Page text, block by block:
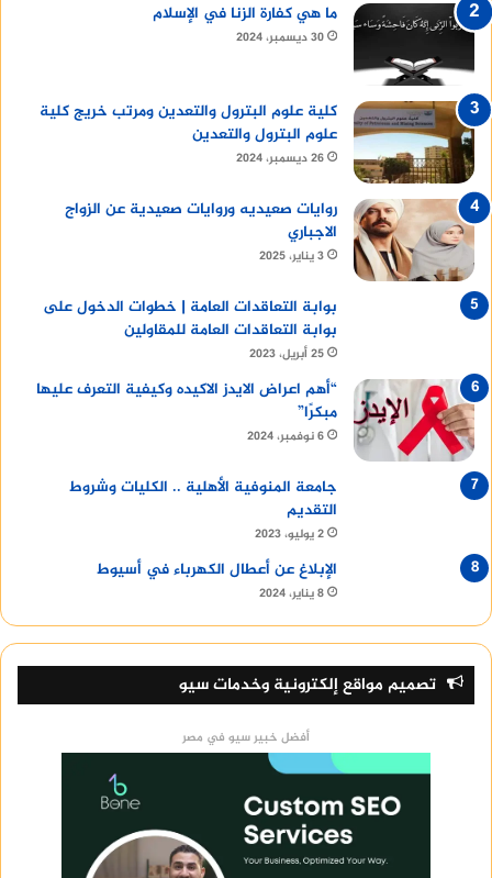
ما هي كفارة الزنا في الإسلام
30 ديسمبر، 2024
كلية علوم البترول والتعدين ومرتب خريج كلية
علوم البترول والتعدين
26 ديسمبر، 2024
روايات صعيديه وروايات صعيدية عن الزواج
الاجباري
3 يناير، 2025
بوابة التعاقدات العامة | خطوات الدخول على
بوابة التعاقدات العامة للمقاولين
25 أبريل، 2023
“أهم اعراض الايدز الاكيده وكيفية التعرف عليها
مبكرًا”
6 نوفمبر، 2024
جامعة المنوفية الأهلية .. الكليات وشروط
التقديم
2 يوليو، 2023
الإبلاغ عن أعطال الكهرباء في أسيوط
8 يناير، 2024
تصميم مواقع إلكترونية وخدمات سيو
أفضل خبير سيو في مصر